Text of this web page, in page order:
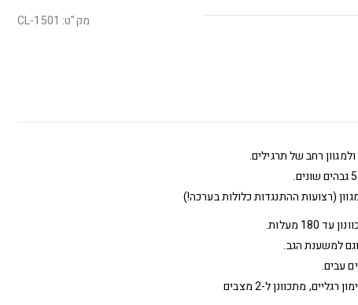
מק"ט: CL-1501
(רצועות ההתנגדות כלולות בערכה!)
למשענת הגב.
עבים.